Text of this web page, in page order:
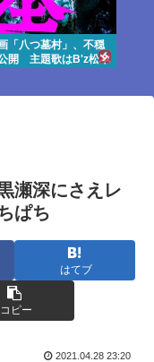
「八つ墓村」、不穏
開 主題歌はB'z松本
瀬深にさえレ
ぱち
はてブ
コピー
2021.04.28 23:20